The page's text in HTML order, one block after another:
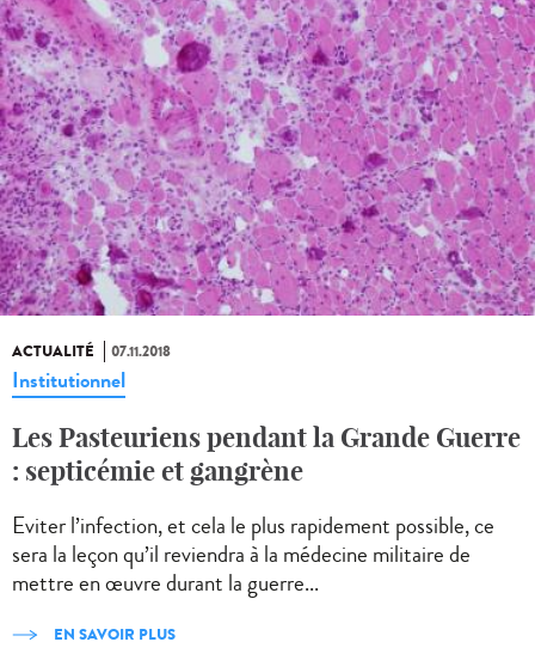
ACTUALITÉ 07.11.2018
Institutionnel
Les Pasteuriens pendant la Grande Guerre
: septicémie et gangrène
Eviter l’infection, et cela le plus rapidement possible, ce
sera la leçon qu’il reviendra à la médecine militaire de
mettre en œuvre durant la guerre...
EN SAVOIR PLUS